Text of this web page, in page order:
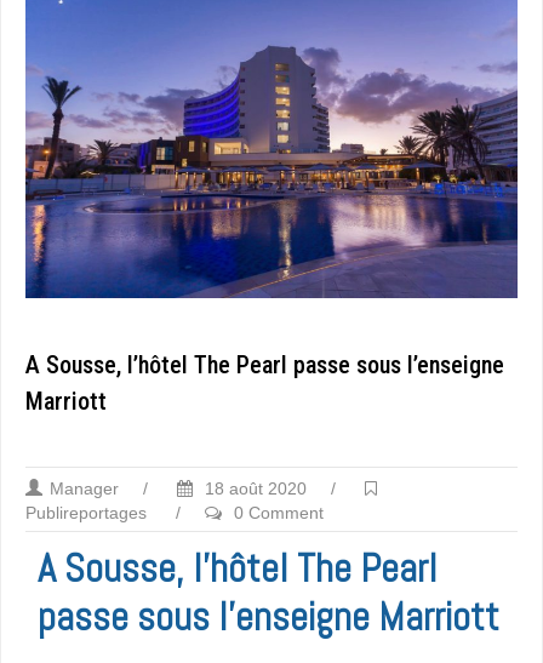
A Sousse, l’hôtel The Pearl passe sous l’enseigne
Marriott
Manager / 18 août 2020
/
Publireportages
/ 0 Comment
A Sousse, l’hôtel The Pearl
passe sous l’enseigne Marriott